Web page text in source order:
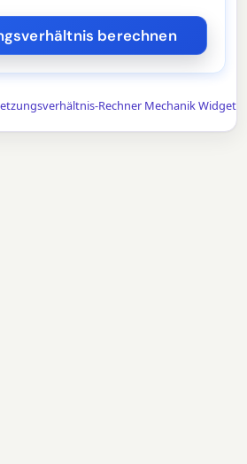
Rechner Mechanik Widget